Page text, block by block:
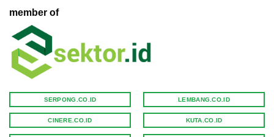
member of
SERPONG.CO.ID
CINERE.CO.ID
LEMBANG.CO.ID
KUTA.CO.ID